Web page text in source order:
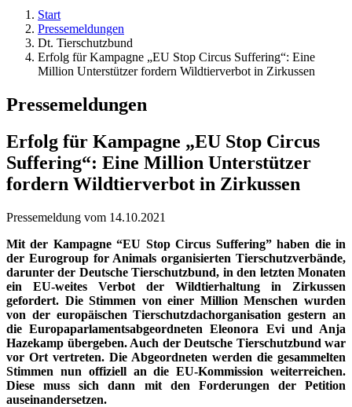
Start
Pressemeldungen
Dt. Tierschutzbund
Erfolg für Kampagne „EU Stop Circus Suffering“: Eine
Million Unterstützer fordern Wildtierverbot in Zirkussen
Pressemeldungen
Erfolg für Kampagne „EU Stop Circus
Suffering“: Eine Million Unterstützer
fordern Wildtierverbot in Zirkussen
Pressemeldung vom 14.10.2021
Mit der Kampagne “EU Stop Circus Suffering” haben die in
der Eurogroup for Animals organisierten Tierschutzverbände,
darunter der Deutsche Tierschutzbund, in den letzten Monaten
ein EU-weites Verbot der Wildtierhaltung in Zirkussen
gefordert. Die Stimmen von einer Million Menschen wurden
von der europäischen Tierschutzdachorganisation gestern an
die Europaparlamentsabgeordneten Eleonora Evi und Anja
Hazekamp übergeben. Auch der Deutsche Tierschutzbund war
vor Ort vertreten. Die Abgeordneten werden die gesammelten
Stimmen nun offiziell an die EU-Kommission weiterreichen.
Diese muss sich dann mit den Forderungen der Petition
auseinandersetzen.